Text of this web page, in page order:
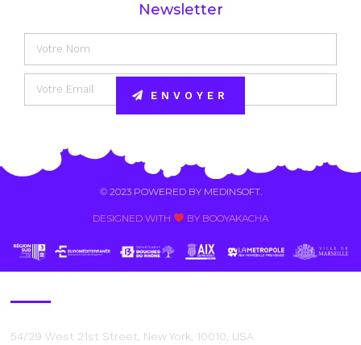
Newsletter
ENVOYER
© 2023 POWERED BY MEDINSOFT.
DESIGNED WITH BY BOOYAKACHA​
54/29 West 21st Street, New York, 10010, USA